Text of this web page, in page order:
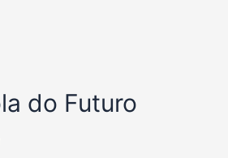
do Futuro